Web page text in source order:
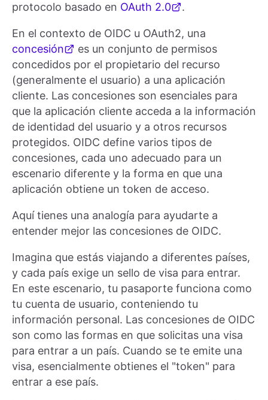
protocolo basado en OAuth 2.0 .
En el contexto de OIDC u OAuth2, una
concesión
es un conjunto de permisos
concedidos por el propietario del recurso
(generalmente el usuario) a una aplicación
cliente. Las concesiones son esenciales para
que la aplicación cliente acceda a la información
de identidad del usuario y a otros recursos
protegidos. OIDC define varios tipos de
concesiones, cada uno adecuado para un
escenario diferente y la forma en que una
aplicación obtiene un token de acceso.
Aquí tienes una analogía para ayudarte a
entender mejor las concesiones de OIDC.
Imagina que estás viajando a diferentes países,
y cada país exige un sello de visa para entrar.
En este escenario, tu pasaporte funciona como
tu cuenta de usuario, conteniendo tu
información personal. Las concesiones de OIDC
son como las formas en que solicitas una visa
para entrar a un país. Cuando se te emite una
visa, esencialmente obtienes el "token" para
entrar a ese país.